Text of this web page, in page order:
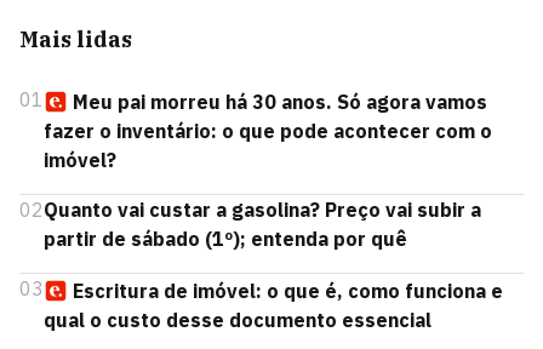
Mais lidas
01
Meu pai morreu há 30 anos. Só agora vamos
fazer o inventário: o que pode acontecer com o
imóvel?
02Quanto vai custar a gasolina? Preço vai subir a
partir de sábado (1º); entenda por quê
03
Escritura de imóvel: o que é, como funciona e
qual o custo desse documento essencial